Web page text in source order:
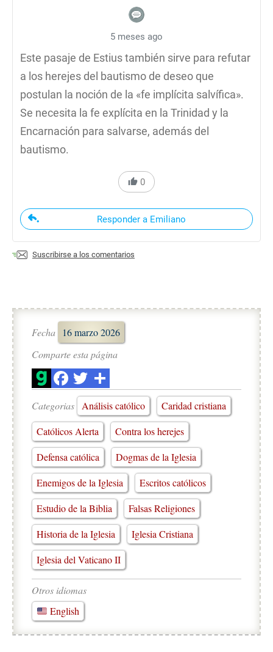
5 meses ago
Este pasaje de Estius también sirve para refutar
a los herejes del bautismo de deseo que
postulan la noción de la «fe implícita salvífica».
Se necesita la fe explícita en la Trinidad y la
Encarnación para salvarse, además del
bautismo.
0
Responder a Emiliano
Suscribirse a los comentarios
Fecha
16 marzo 2026
Comparte esta página
Categorias Análisis católico
Caridad cristiana
Católicos Alerta
Contra los herejes
Defensa católica
Dogmas de la Iglesia
Enemigos de la Iglesia
Escritos católicos
Estudio de la Biblia
Falsas Religiones
Historia de la Iglesia
Iglesia Cristiana
Iglesia del Vaticano II
Otros idiomas
English